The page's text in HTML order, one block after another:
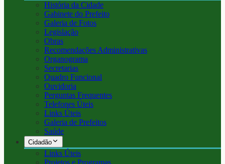
História da Cidade
Gabinete do Prefeito
Galeria de Fotos
Legislação
Obras
Recomendações Administrativas
Organograma
Secretarias
Quadro Funcional
Ouvidoria
Perguntas Frequentes
Telefones Úteis
Links Úteis
Galeria de Prefeitos
Saúde
Cidadão
Links Úteis
Projetos e Programas